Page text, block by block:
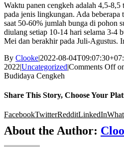
Waktu panen cengkeh adalah 4,5-8,5
pada jenis lingkungan. Ada beberapa
saat 50-60% jumlah bunga di pohon
diulang setiap 10-14 hari selama 3-4
Mei dan berakhir pada Juli-Agustus.
By Clooke|2022-08-
2022|Uncategorized|Comments Off
Budidaya Cengkeh
Share This Story, Choose Your
FacebookTwitterRedditLinkedIn
About the Author: